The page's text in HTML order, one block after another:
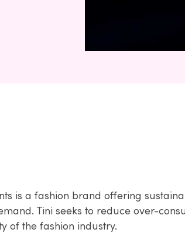
is a fashion brand offering
Tini seeks to reduce over-
of the fashion industry.